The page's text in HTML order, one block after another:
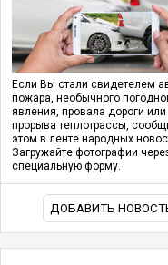
Если Вы стали свидетелем
пожара, необычного
явления, провала дороги или
прорыва теплотрассы,
этом в ленте народных
Загружайте фотографии
специальную форму.
ДОБАВИТЬ